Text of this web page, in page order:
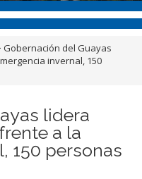
Gobernación del Guayas
invernal, 150
lidera
a la
150 personas